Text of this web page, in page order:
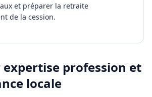
et préparer la retraite
de la cession.
expertise profession et
locale